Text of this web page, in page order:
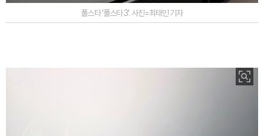
폴스타 '폴스타 3'. 사진=최태인 기자